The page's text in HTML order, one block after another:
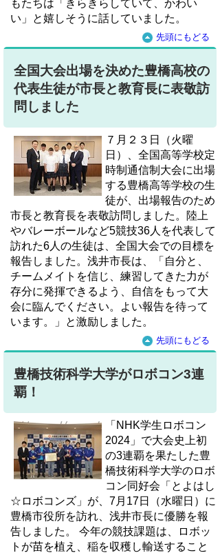
もたちは「きらきらしていて、かわい
い」と嬉しそうに話していました。
先頭にもどる
全国大会出場を決めた豊橋高校の
代表生徒が市長と教育長に表敬訪
問しました
７月２３日（火曜
日）、全国高等学校定
時制通信制大会に出場
する豊橋高等学校の生
徒が、出場報告のため
市長と教育長を表敬訪問しました。陸上
やバレーボールなど5競技36人を代表して
訪れた6人の生徒は、全国大会での目標を
報告しました。浅井市長は、「自分と、
チームメイトを信じ、練習してきた力が
存分に発揮できるよう、自信をもって大
会に臨んでください。よい報告を待って
います。」と激励しました。
先頭にもどる
豊橋技術科学大学がロボコン3連
覇！
「NHK学生ロボコン
2024」で大会史上初
の3連覇を果たした豊
橋技術科学大学のロボ
コン同好会「とよはし
☆ロボコンズ」が、7月17日（水曜日）に
豊橋市役所を訪れ、浅井市長に優勝を報
告しました。 今年の競技課題は、ロボッ
トが苗を植え、稲を収穫し輸送すること